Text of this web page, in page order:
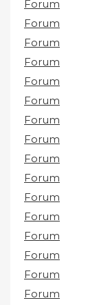
Forum
Forum
Forum
Forum
Forum
Forum
Forum
Forum
Forum
Forum
Forum
Forum
Forum
Forum
Forum
Forum